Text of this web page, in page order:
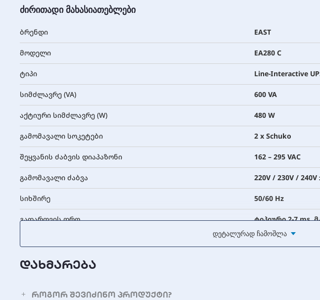
ძირითადი მახასიათებლები
ბრენდი EAST
მოდელი EA280 C
ტიპი Line-Interactive
სიმძლავრე (VA) 600 VA
აქტიური სიმძლავრე (W) 480 W
გამომავალი სოკეტები 2 x Schuko
შეყვანის ძაბვის დიაპაზონი 162 – 295 VAC
გამომავალი ძაბვა 220V / 230V / 240V
სიხშირე 50/60 Hz
გადართვის დრო ტიპიური 2-7 ms,
დალუქული
ბატარეის კონფიგურაცია
Დეტალურად Ჩამოშლა
დახმარება
როგორ შევიძინო პროდუქტი?